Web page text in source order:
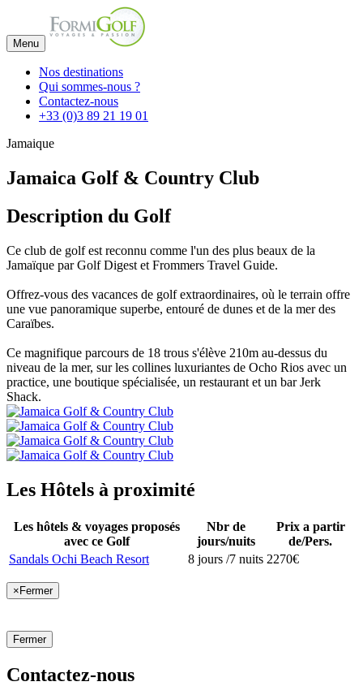
Menu
Nos destinations
Qui sommes-nous ?
Contactez-nous
+33 (0)3 89 21 19 01
Jamaique
Jamaica Golf & Country Club
Description du Golf
Ce club de golf est reconnu comme l'un des plus beaux de la
Jamaïque par Golf Digest et Frommers Travel Guide.
Offrez-vous des vacances de golf extraordinaires, où le terrain offre
une vue panoramique superbe, entouré de dunes et de la mer des
Caraïbes.
Ce magnifique parcours de 18 trous s'élève 210m au-dessus du
niveau de la mer, sur les collines luxuriantes de Ocho Rios avec un
practice, une boutique spécialisée, un restaurant et un bar Jerk
Shack.
Les Hôtels à proximité
Les hôtels & voyages proposés
avec ce Golf
Nbr de
jours/nuits
Prix a partir
de/Pers.
Sandals Ochi Beach Resort
8 jours /7 nuits 2270€
×Fermer
Fermer
Contactez-nous